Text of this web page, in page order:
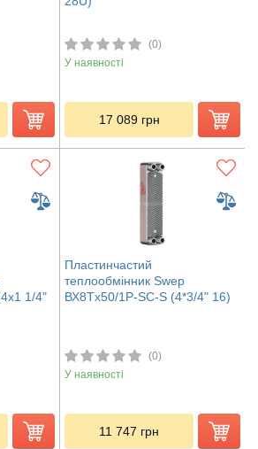
(0)
У наявності
17 089 грн
1/4"
Пластинчастий
теплообмінник Swep
ВХ8Tx50/1P-SC-S (4*3/4" 16)
(0)
У наявності
11 747 грн